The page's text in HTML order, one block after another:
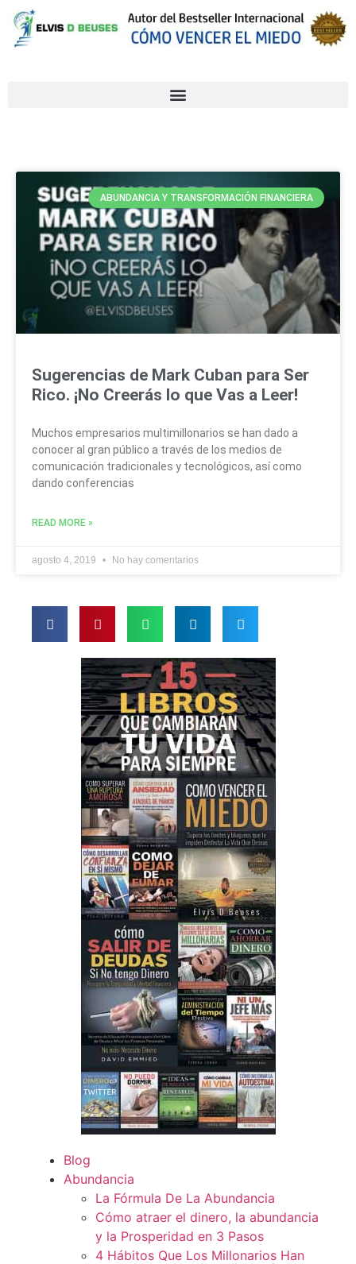
ABUNDANCIA Y TRANSFORMACIÓN FINANCIERA
Sugerencias de Mark Cuban para Ser
Rico. ¡No Creerás lo que Vas a Leer!
Muchos empresarios multimillonarios se han dado a
conocer al gran público a través de los medios de
comunicación tradicionales y tecnológicos, así como
dando conferencias
READ MORE »
agosto 4, 2019 No hay comentarios
Blog
Abundancia
La Fórmula De La Abundancia
Cómo atraer el dinero, la abundancia
y la Prosperidad en 3 Pasos
4 Hábitos Que Los Millonarios Han